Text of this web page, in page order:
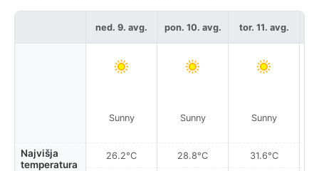
Najvišja
temperatura
ned. 9. avg.
Sunny
26.2°C
pon. 10. avg.
Sunny
28.8°C
tor. 11. avg.
Sunny
31.6°C